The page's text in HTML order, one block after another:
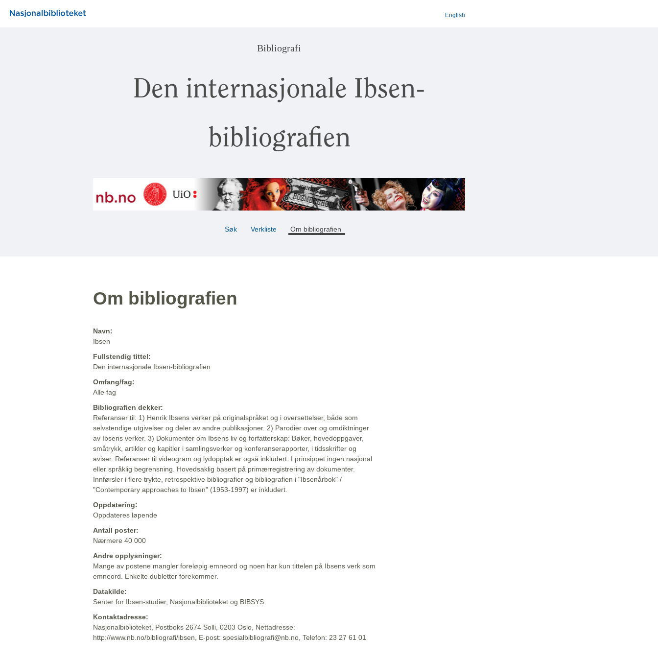
English
Bibliografi
Den internasjonale Ibsen-
bibliografien
Søk Verkliste Om bibliografien
Om bibliografien
Navn:
Ibsen
Fullstendig tittel:
Den internasjonale Ibsen-bibliografien
Omfang/fag:
Alle fag
Bibliografien dekker:
Referanser til: 1) Henrik Ibsens verker på originalspråket og i oversettelser, både som
selvstendige utgivelser og deler av andre publikasjoner. 2) Parodier over og omdiktninger
av Ibsens verker. 3) Dokumenter om Ibsens liv og forfatterskap: Bøker, hovedoppgaver,
småtrykk, artikler og kapitler i samlingsverker og konferanserapporter, i tidsskrifter og
aviser. Referanser til videogram og lydopptak er også inkludert. I prinsippet ingen nasjonal
eller språklig begrensning. Hovedsaklig basert på primærregistrering av dokumenter.
Innførsler i flere trykte, retrospektive bibliografier og bibliografien i "Ibsenårbok" /
"Contemporary approaches to Ibsen" (1953-1997) er inkludert.
Oppdatering:
Oppdateres løpende
Antall poster:
Nærmere 40 000
Andre opplysninger:
Mange av postene mangler foreløpig emneord og noen har kun tittelen på Ibsens verk som
emneord. Enkelte dubletter forekommer.
Datakilde:
Senter for Ibsen-studier, Nasjonalbiblioteket og BIBSYS
Kontaktadresse:
Nasjonalbiblioteket, Postboks 2674 Solli, 0203 Oslo, Nettadresse:
http://www.nb.no/bibliografi/ibsen, E-post: spesialbibliografi@nb.no, Telefon: 23 27 61 01